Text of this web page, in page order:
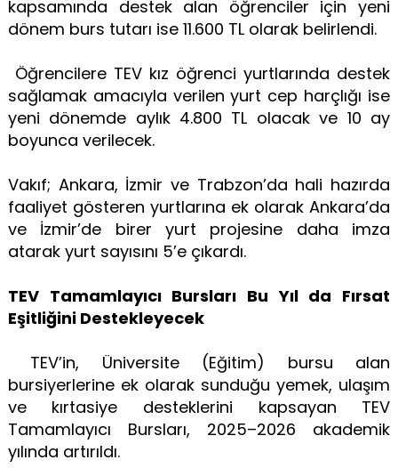
kapsamında destek alan öğrenciler için yeni
dönem burs tutarı ise 11.600 TL olarak belirlendi.
Öğrencilere TEV kız öğrenci yurtlarında destek
sağlamak amacıyla verilen yurt cep harçlığı ise
yeni dönemde aylık 4.800 TL olacak ve 10 ay
boyunca verilecek.
Vakıf; Ankara, İzmir ve Trabzon’da hali hazırda
faaliyet gösteren yurtlarına ek olarak Ankara’da
ve İzmir’de birer yurt projesine daha imza
atarak yurt sayısını 5’e çıkardı.
TEV Tamamlayıcı Bursları Bu Yıl da Fırsat
Eşitliğini Destekleyecek
TEV’in, Üniversite (Eğitim) bursu alan
bursiyerlerine ek olarak sunduğu yemek, ulaşım
ve kırtasiye desteklerini kapsayan TEV
Tamamlayıcı Bursları, 2025–2026 akademik
yılında artırıldı.